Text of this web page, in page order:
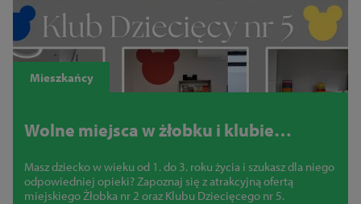
Mieszkańcy
Wolne miejsca w żłobku i klubie
Masz dziecko w wieku od 1. do 3. roku życia i szukasz dla niego
odpowiedniej opieki? Zapoznaj się z atrakcyjną ofertą
miejskiego Żłobka nr 2 oraz Klubu Dziecięcego nr 5.